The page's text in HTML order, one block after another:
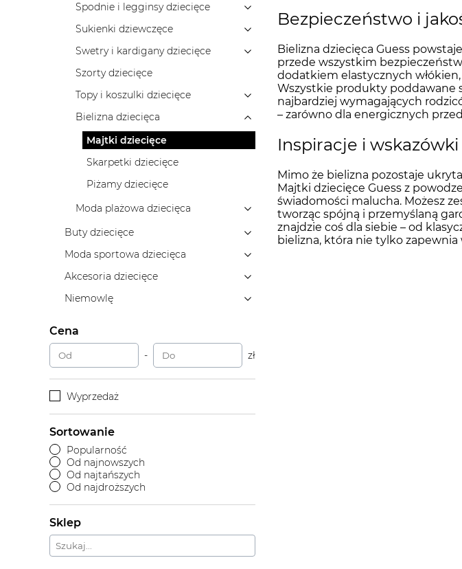
Spodnie i legginsy dziecięce
Sukienki dziewczęce
Swetry i kardigany dziecięce
Szorty dziecięce
Topy i koszulki dziecięce
Bielizna dziecięca
Majtki dziecięce
Skarpetki dziecięce
Piżamy dziecięce
Moda plażowa dziecięca
Buty dziecięce
Moda sportowa dziecięca
Akcesoria dziecięce
Niemowlę
Cena
- zł
Wyprzedaż
Sortowanie
Popularność
Od najnowszych
Od najtańszych
Od najdroższych
Sklep
Bezpieczeństwo i
Bielizna dziecięca Guess
przede wszystkim
dodatkiem elastycznych
Wszystkie produkty poddawane
najbardziej wymagających
– zarówno dla energicznych
Inspiracje i
Mimo że bielizna pozostaje
Majtki dziecięce Guess z
świadomości malucha. Możesz
tworząc spójną i przemyślaną
znajdzie coś dla siebie – od
bielizna, która nie tylko zapewnia